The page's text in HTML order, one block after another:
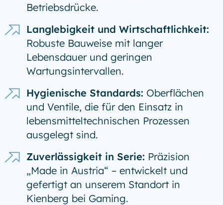
Betriebsdrücke.
Langlebigkeit und Wirtschaftlichkeit:
Robuste Bauweise mit langer
Lebensdauer und geringen
Wartungsintervallen.
Hygienische Standards: Oberflächen
und Ventile, die für den Einsatz in
lebensmitteltechnischen Prozessen
ausgelegt sind.
Zuverlässigkeit in Serie: Präzision
„Made in Austria“ – entwickelt und
gefertigt an unserem Standort in
Kienberg bei Gaming.